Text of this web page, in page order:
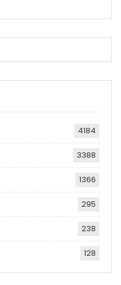
4184
3388
1366
295
238
128